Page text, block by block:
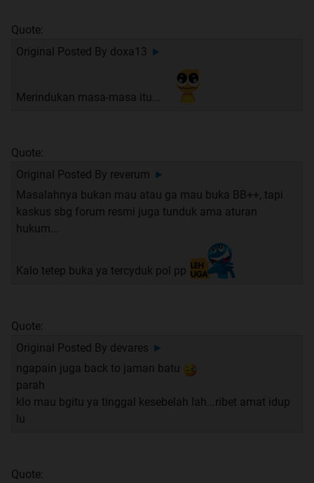
Quote:
Original Posted By doxa13 ►
Merindukan masa-masa itu...
Quote:
Original Posted By reverum ►
Masalahnya bukan mau atau ga mau buka BB++, tapi
kaskus sbg forum resmi juga tunduk ama aturan
hukum...
Kalo tetep buka ya tercyduk pol pp
Quote:
Original Posted By devares ►
ngapain juga back to jaman batu
parah
klo mau bgitu ya tinggal kesebelah lah...ribet amat idup
lu
Quote: